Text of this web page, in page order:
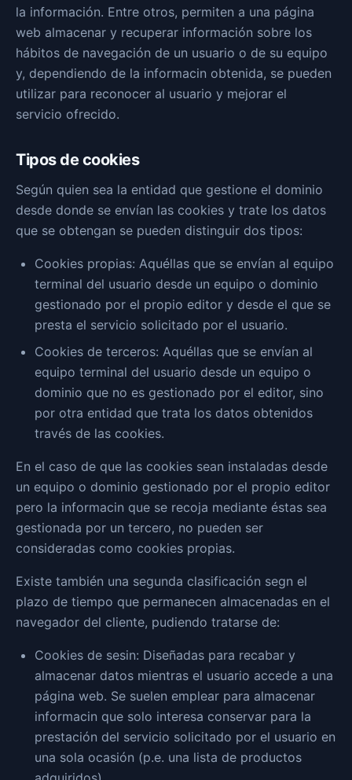
la información. Entre otros, permiten a una página
web almacenar y recuperar información sobre los
hábitos de navegación de un usuario o de su equipo
y, dependiendo de la informacin obtenida, se pueden
utilizar para reconocer al usuario y mejorar el
servicio ofrecido.
Tipos de cookies
Según quien sea la entidad que gestione el dominio
desde donde se envían las cookies y trate los datos
que se obtengan se pueden distinguir dos tipos:
Cookies propias: Aquéllas que se envían al equipo
terminal del usuario desde un equipo o dominio
gestionado por el propio editor y desde el que se
presta el servicio solicitado por el usuario.
Cookies de terceros: Aquéllas que se envían al
equipo terminal del usuario desde un equipo o
dominio que no es gestionado por el editor, sino
por otra entidad que trata los datos obtenidos
través de las cookies.
En el caso de que las cookies sean instaladas desde
un equipo o dominio gestionado por el propio editor
pero la informacin que se recoja mediante éstas sea
gestionada por un tercero, no pueden ser
consideradas como cookies propias.
Existe también una segunda clasificación segn el
plazo de tiempo que permanecen almacenadas en el
navegador del cliente, pudiendo tratarse de:
Cookies de sesin: Diseñadas para recabar y
almacenar datos mientras el usuario accede a una
página web. Se suelen emplear para almacenar
informacin que solo interesa conservar para la
prestación del servicio solicitado por el usuario en
una sola ocasión (p.e. una lista de productos